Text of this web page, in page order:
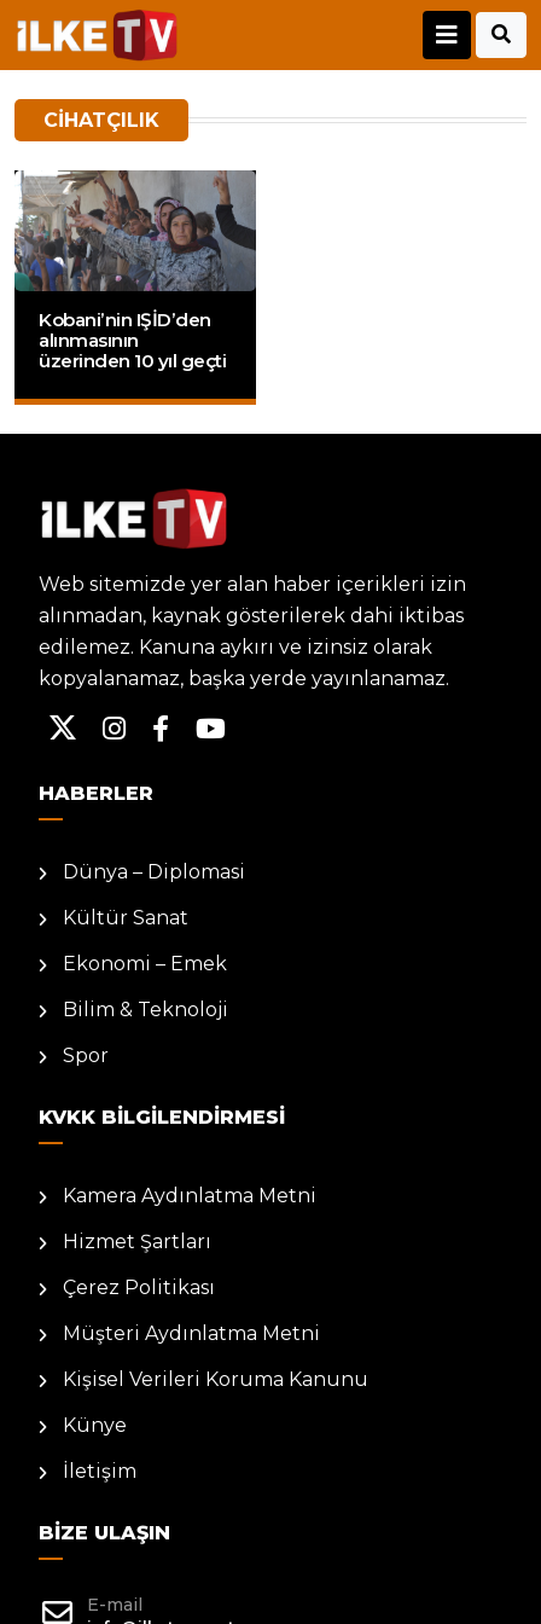
CIHATÇILIK
Kobani’nin IŞİD’den
alınmasının
üzerinden 10 yıl geçti
Web sitemizde yer alan haber içerikleri izin
alınmadan, kaynak gösterilerek dahi iktibas
edilemez. Kanuna aykırı ve izinsiz olarak
kopyalanamaz, başka yerde yayınlanamaz.
HABERLER
Dünya – Diplomasi
Kültür Sanat
Ekonomi – Emek
Bilim & Teknoloji
Spor
KVKK BILGILENDIRMESI
Kamera Aydınlatma Metni
Hizmet Şartları
Çerez Politikası
Müşteri Aydınlatma Metni
Kişisel Verileri Koruma Kanunu
Künye
İletişim
BIZE ULAŞIN
E-mail